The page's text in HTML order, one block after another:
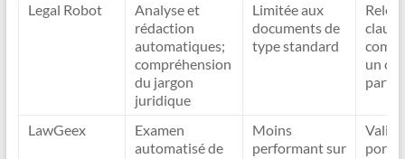
Legal Robot
Analyse et
rédaction
automatiques;
compréhension
du jargon
juridique
Limitée aux
documents de
type standard
un
LawGeex
Examen
automatisé de
Moins
performant sur